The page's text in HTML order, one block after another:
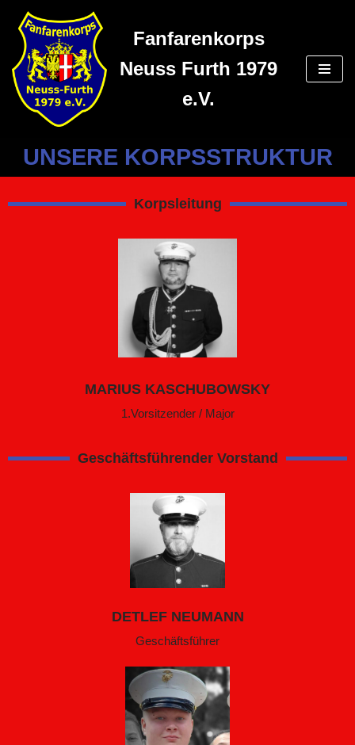
Zum
Inhalt
springen
Fanfarenkorps
Neuss Furth 1979
e.V.
UNSERE KORPSSTRUKTUR
Korpsleitung
MARIUS KASCHUBOWSKY
1.Vorsitzender / Major
Geschäftsführender Vorstand
DETLEF NEUMANN
Geschäftsführer